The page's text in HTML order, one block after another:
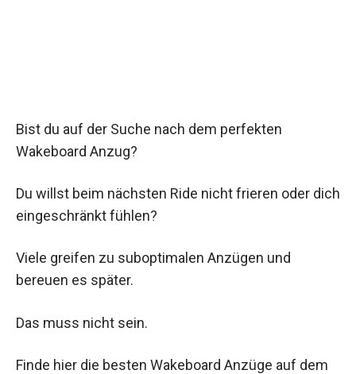
Bist du auf der Suche nach dem perfekten
Wakeboard Anzug?
Du willst beim nächsten Ride nicht frieren oder dich
eingeschränkt fühlen?
Viele greifen zu suboptimalen Anzügen und
bereuen es später.
Das muss nicht sein.
Finde hier die besten Wakeboard Anzüge auf dem